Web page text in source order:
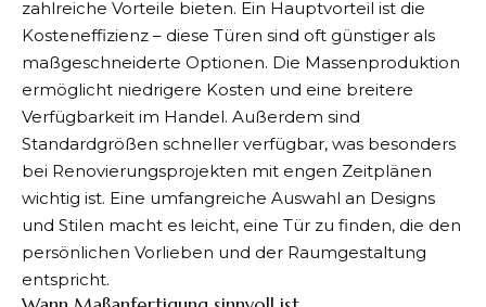
zahlreiche Vorteile bieten. Ein Hauptvorteil ist die
Kosteneffizienz – diese Türen sind oft günstiger als
maßgeschneiderte Optionen. Die Massenproduktion
ermöglicht niedrigere Kosten und eine breitere
Verfügbarkeit im Handel. Außerdem sind
Standardgrößen schneller verfügbar, was besonders
bei Renovierungsprojekten mit engen Zeitplänen
wichtig ist. Eine umfangreiche Auswahl an Designs
und Stilen macht es leicht, eine Tür zu finden, die den
persönlichen Vorlieben und der Raumgestaltung
entspricht.